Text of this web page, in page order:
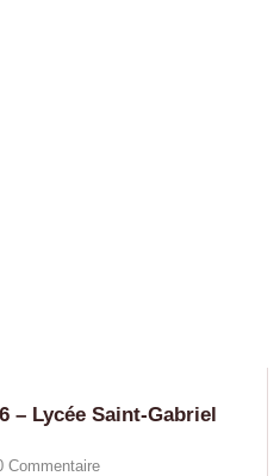
– Lycée Saint-Gabriel
Commentaire